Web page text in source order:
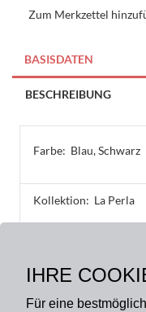
IHRE
Für eine
quantity
Zum Merkzettel
BASISDATEN
BESCHREIBUNG
Farbe: Blau, Schwarz
Kollektion: La Perla
40 x 80 cm, 80 x 80